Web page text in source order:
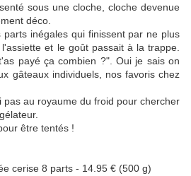
sous une cloche, cloche devenue
déco.
parts inégales qui finissent par ne plus
et le goût passait à la trappe.
payé ça combien ?". Oui je sais on
gâteaux individuels, nos favoris chez
pas au royaume du froid pour chercher
être tentés !
cerise 8 parts - 14.95 € (500 g)